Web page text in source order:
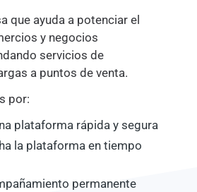
que ayuda a potenciar el
y negocios
servicios de
a puntos de venta.
por:
plataforma rápida y segura
la plataforma en tiempo
permanente